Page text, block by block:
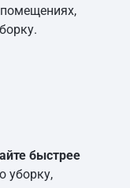
быстрее
уборку,